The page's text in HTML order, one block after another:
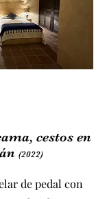
cestos en
(2022)
de pedal con